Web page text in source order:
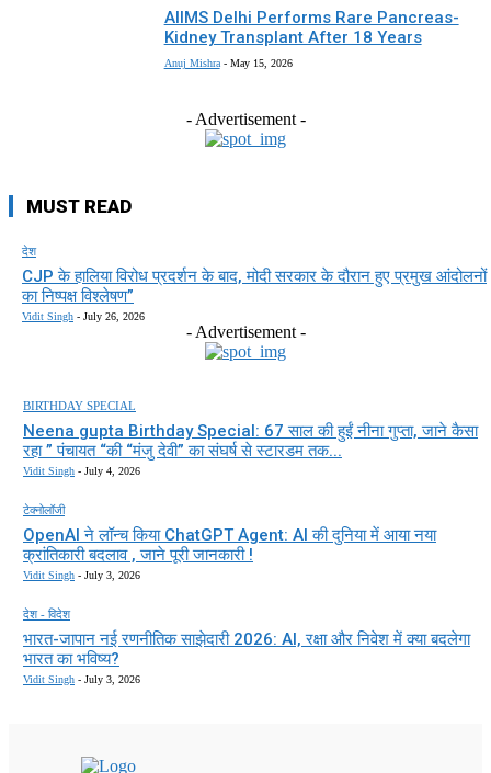
AIIMS Delhi Performs Rare Pancreas-
Kidney Transplant After 18 Years
Anuj Mishra - May 15, 2026
- Advertisement -
MUST READ
देश
CJP के हालिया विरोध प्रदर्शन के बाद, मोदी सरकार के दौरान हुए प्रमुख आंदोलनों
का निष्पक्ष विश्लेषण”
Vidit Singh - July 26, 2026
- Advertisement -
BIRTHDAY SPECIAL
Neena gupta Birthday Special: 67 साल की हुईं नीना गुप्ता, जाने कैसा
रहा ” पंचायत “की “मंजु देवी” का संघर्ष से स्टारडम तक...
Vidit Singh - July 4, 2026
टेक्नोलॉजी
OpenAI ने लॉन्च किया ChatGPT Agent: AI की दुनिया में आया नया
क्रांतिकारी बदलाव , जाने पूरी जानकारी !
Vidit Singh - July 3, 2026
देश - विदेश
भारत-जापान नई रणनीतिक साझेदारी 2026: AI, रक्षा और निवेश में क्या बदलेगा
भारत का भविष्य?
Vidit Singh - July 3, 2026